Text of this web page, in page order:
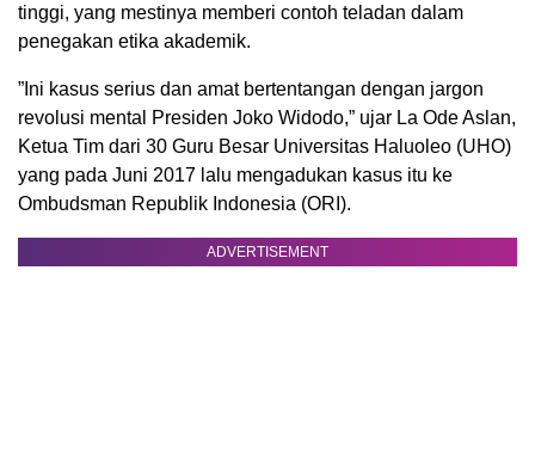
tinggi, yang mestinya memberi contoh teladan dalam
penegakan etika akademik.
”Ini kasus serius dan amat bertentangan dengan jargon
revolusi mental Presiden Joko Widodo,” ujar La Ode Aslan,
Ketua Tim dari 30 Guru Besar Universitas Haluoleo (UHO)
yang pada Juni 2017 lalu mengadukan kasus itu ke
Ombudsman Republik Indonesia (ORI).
ADVERTISEMENT